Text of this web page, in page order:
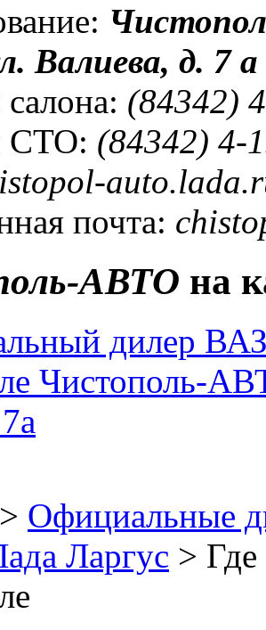
Валиева, д. 7 а
(84342)
СТО: (84342) 4-
почта:
АВТО на
> Официальные
Ларгус >